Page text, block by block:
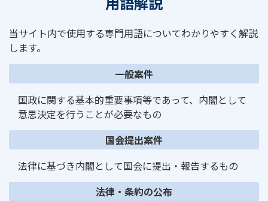
当サイト内で使用する専門用語についてわかりやすく解説
します。
一般案件
国政に関する基本的重要事項等であって、内閣として
意思決定を行うことが必要なもの
国会提出案件
法律に基づき内閣として国会に提出・報告するもの
法律・条約の公布